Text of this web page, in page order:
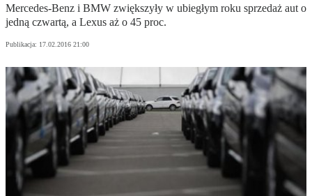
Mercedes-Benz i BMW zwiększyły w ubiegłym roku sprzedaż aut o
jedną czwartą, a Lexus aż o 45 proc.
Publikacja: 17.02.2016 21:00